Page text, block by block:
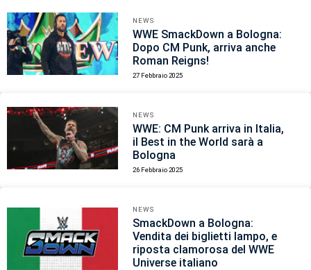
NEWS
WWE SmackDown a Bologna:
Dopo CM Punk, arriva anche
Roman Reigns!
27 Febbraio 2025
NEWS
WWE: CM Punk arriva in Italia,
il Best in the World sarà a
Bologna
26 Febbraio 2025
NEWS
SmackDown a Bologna:
Vendita dei biglietti lampo, e
riposta clamorosa del WWE
Universe italiano